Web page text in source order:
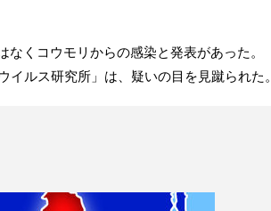
くコウモリからの感染と発表があった。
ルス研究所」は、疑いの目を見蹴られた。